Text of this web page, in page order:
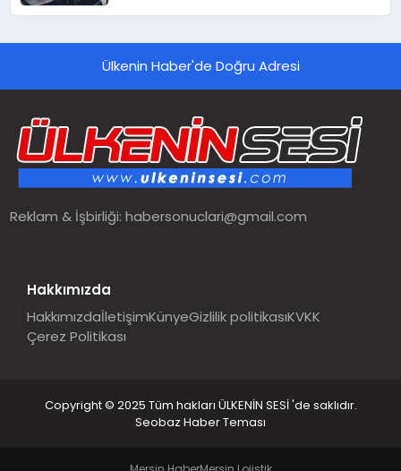
Ülkenin Haber'de Doğru Adresi
Reklam & İşbirliği:habersonuclari@gmail.com
Hakkımızda
HakkımızdaİletişimKünyeGizlilik politikasıKVKK
Çerez Politikası
Copyright © 2025 Tüm hakları ÜLKENİN SESİ 'de saklıdır.
Seobaz Haber Teması